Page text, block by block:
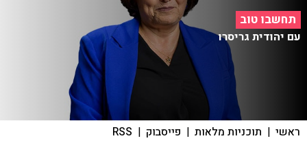
תחשבו טוב
עם יהודית גריסרו
ראשי | תוכניות מלאות | פייסבוק |
RSS